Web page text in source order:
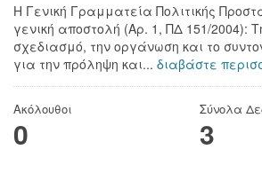
Η Γενική Γραμματεία Πολιτικής
γενική αποστολή (Αρ. 1, ΠΔ 151/2004):
σχεδιασμό, την οργάνωση και το
για την πρόληψη και... διαβάστε
Ακόλουθοι
0
Σύνολα
3